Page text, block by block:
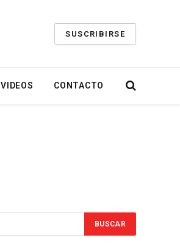
SUSCRIBIRSE
VIDEOS CONTACTO